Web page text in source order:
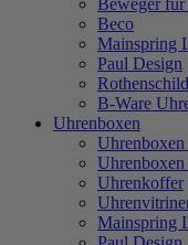
Beweger
Beco
Mainspring
Paul Design
Rothenschild
B-Ware
Uhrenboxen
Uhrenboxen
Uhrenkoffer
Mainspring